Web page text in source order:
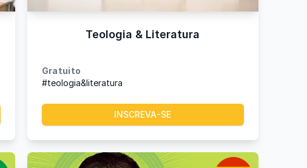
Teologia & Literatura
Gratuito
#teologia&literatura
INSCREVA-SE